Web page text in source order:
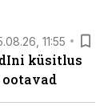
11:55
küsitlus